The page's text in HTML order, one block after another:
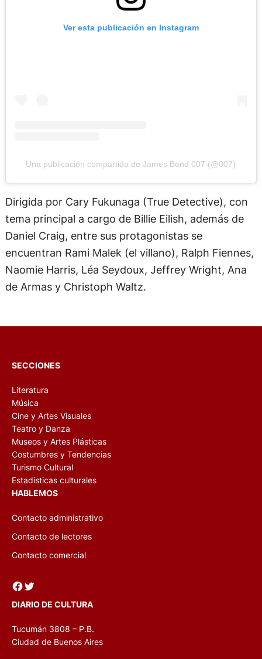
Ver esta publicación en Instagram
Una publicación compartida de James Bond 007 (@007)
Dirigida por Cary Fukunaga (True Detective), con
tema principal a cargo de Billie Eilish, además de
Daniel Craig, entre sus protagonistas se
encuentran Rami Malek (el villano), Ralph Fiennes,
Naomie Harris, Léa Seydoux, Jeffrey Wright, Ana
de Armas y Christoph Waltz.
SECCIONES
Literatura
Música
Cine y Artes Visuales
Teatro y Danza
Museos y Artes Plásticas
Costumbres y Tendencias
Turismo Cultural
Estadísticas culturales
HABLEMOS
Contacto administrativo
Contacto de lectores
Contacto comercial
Facebook Twitter
DIARIO DE CULTURA
Tucumán 3808 – P.B.
Ciudad de Buenos Aires